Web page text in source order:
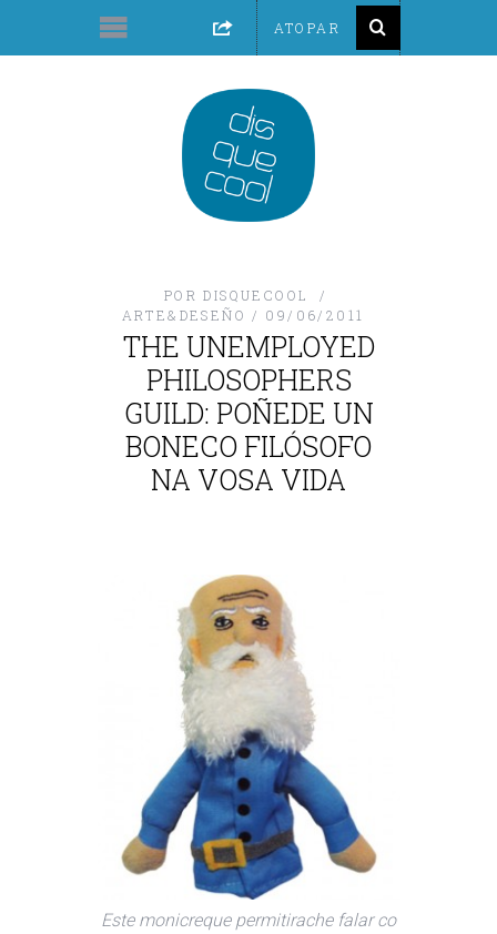
POR DISQUECOOL
ARTE&DESEÑO
09/06/2011
THE UNEMPLOYED
PHILOSOPHERS
GUILD: POÑEDE UN
BONECO FILÓSOFO
NA VOSA VIDA
Este monicreque permitirache falar co